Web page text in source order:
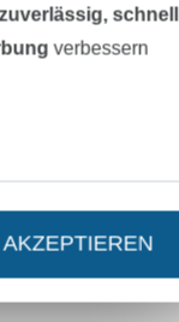
zuverlässig, schnell
verbessern